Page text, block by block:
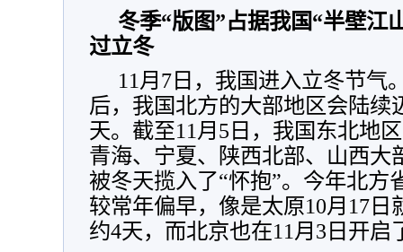
冬季“版图”占据我国“半壁江
过立冬
11月7日，我国进入立冬节气
后，我国北方的大部地区会陆续
天。截至11月5日，我国东北地
青海、宁夏、陕西北部、山西大
被冬天揽入了“怀抱”。今年北方
较常年偏早，像是太原10月17
约4天，而北京也在11月3日开启